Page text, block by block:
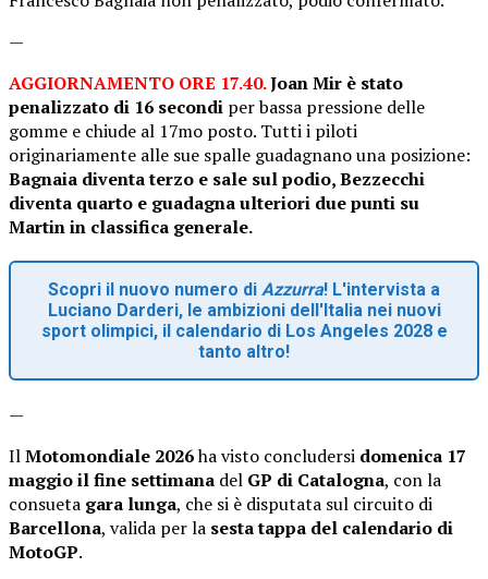
—
AGGIORNAMENTO ORE 17.40.Joan Mir è stato
penalizzato di 16 secondi per bassa pressione delle
gomme e chiude al 17mo posto. Tutti i piloti
originariamente alle sue spalle guadagnano una posizione:
Bagnaia diventa terzo e sale sul podio, Bezzecchi
diventa quarto e guadagna ulteriori due punti su
Martin in classifica generale.
Scopri il nuovo numero di Azzurra! L'intervista a
Luciano Darderi, le ambizioni dell'Italia nei nuovi
sport olimpici, il calendario di Los Angeles 2028 e
tanto altro!
—
IlMotomondiale 2026ha visto concludersi domenica 17
maggio il fine settimana del GP di Catalogna, con la
consueta gara lunga, che si è disputata sul circuito di
Barcellona, valida per la sesta tappa del calendario di
MotoGP.